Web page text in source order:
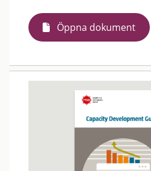
Öppna dokument